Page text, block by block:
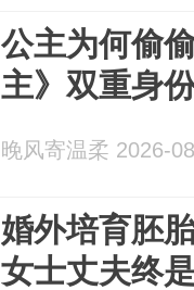
公主为何偷
主》双重身
晚风寄温柔 2026-
婚外培育胚
女士丈夫终